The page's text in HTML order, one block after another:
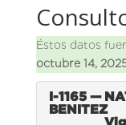
Éstos datos
octubre 14,
I-1165 —
BENITEZ